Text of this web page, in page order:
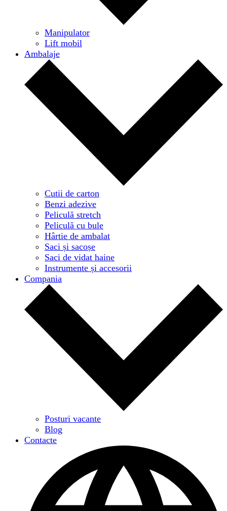
Manipulator
Lift mobil
Ambalaje
Cutii de carton
Benzi adezive
Peliculă stretch
Peliculă cu bule
Hârtie de ambalat
Saci și sacoșe
Saci de vidat haine
Instrumente și accesorii
Compania
Posturi vacante
Blog
Contacte